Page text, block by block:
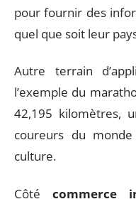
pour fournir des
quel que soit leur
Autre terrain
l’exemple du
42,195 kilomètres,
coureurs du
culture.
Côté commerce